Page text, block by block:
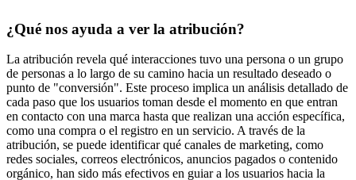
¿Qué nos ayuda a ver la atribución?
La atribución revela qué interacciones tuvo una persona o un grupo
de personas a lo largo de su camino hacia un resultado deseado o
punto de "conversión". Este proceso implica un análisis detallado de
cada paso que los usuarios toman desde el momento en que entran
en contacto con una marca hasta que realizan una acción específica,
como una compra o el registro en un servicio. A través de la
atribución, se puede identificar qué canales de marketing, como
redes sociales, correos electrónicos, anuncios pagados o contenido
orgánico, han sido más efectivos en guiar a los usuarios hacia la